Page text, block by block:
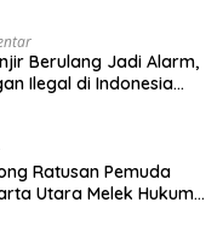
Berulang Jadi Alarm,
Ilegal di Indonesia
Ratusan Pemuda
Utara Melek Hukum